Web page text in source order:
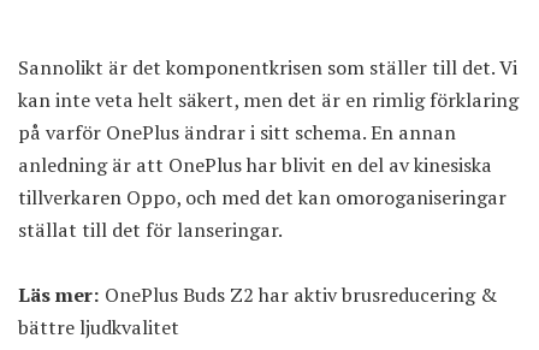
Sannolikt är det komponentkrisen som ställer till det. Vi
kan inte veta helt säkert, men det är en rimlig förklaring
på varför OnePlus ändrar i sitt schema. En annan
anledning är att OnePlus har blivit en del av kinesiska
tillverkaren Oppo, och med det kan omoroganiseringar
ställat till det för lanseringar.
Läs mer: OnePlus Buds Z2 har aktiv brusreducering &
bättre ljudkvalitet